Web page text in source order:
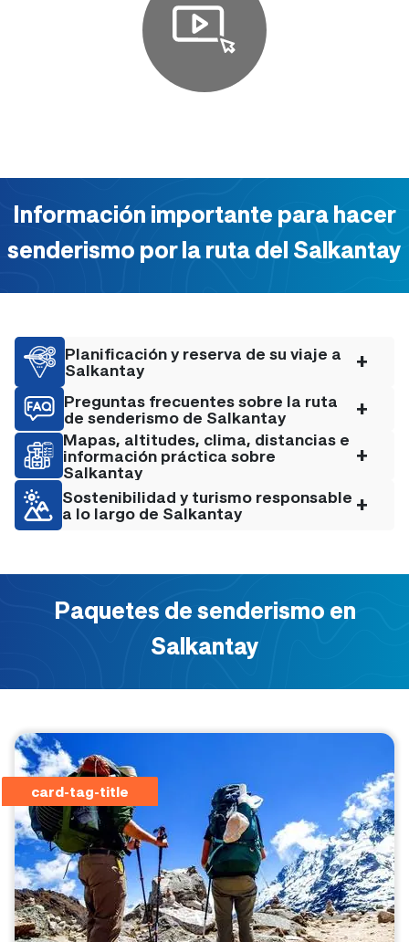
Información importante para hacer
senderismo por la ruta del Salkantay
Planificación y reserva de su viaje a
Salkantay
+
Preguntas frecuentes sobre la ruta
de senderismo de Salkantay
+
Mapas, altitudes, clima, distancias e
información práctica sobre
Salkantay
+
Sostenibilidad y turismo responsable
a lo largo de Salkantay
+
Paquetes de senderismo en
Salkantay
card-tag-title